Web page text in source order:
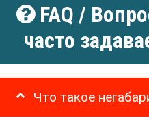
FAQ /
часто
Что такое